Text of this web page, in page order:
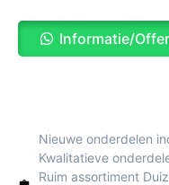
Informatie/
Nieuwe onderdelen
Kwalitatieve
Ruim assortiment